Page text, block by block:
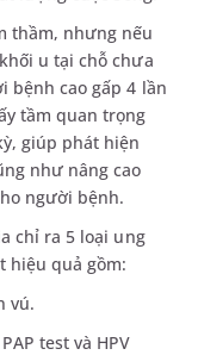
thầm, nhưng nếu
u tại chỗ chưa
bệnh cao gấp 4 lần
tầm quan trọng
giúp phát hiện
như nâng cao
người bệnh.
chỉ ra 5 loại ung
hiệu quả gồm:
vú.
test và HPV